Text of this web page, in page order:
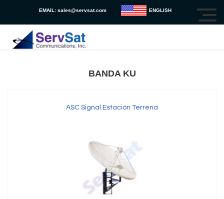
EMAIL: sales@servsat.com ENGLISH
BANDA KU
ASC Signal Estación Terrena